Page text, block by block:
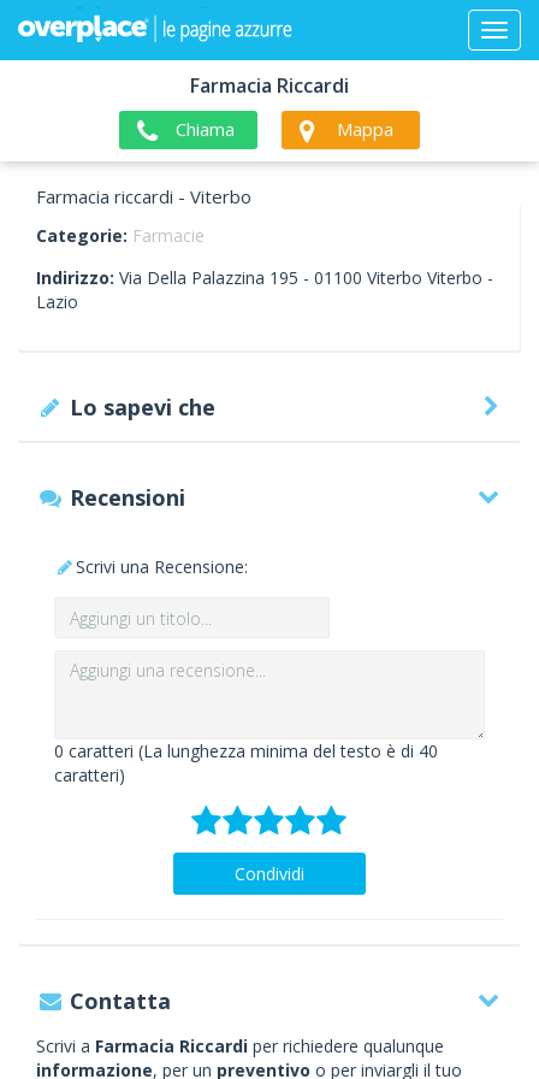
Farmacia Riccardi
Chiama Mappa
Farmacia riccardi - Viterbo
Categorie: Farmacie
Indirizzo: Via Della Palazzina 195 - 01100 Viterbo Viterbo -
Lazio
Lo sapevi che
Recensioni
Scrivi una Recensione:
0 caratteri (La lunghezza minima del testo è di 40
caratteri)
Condividi
Contatta
Scrivi a Farmacia Riccardi per richiedere qualunque
informazione, per un preventivo o per inviargli il tuo